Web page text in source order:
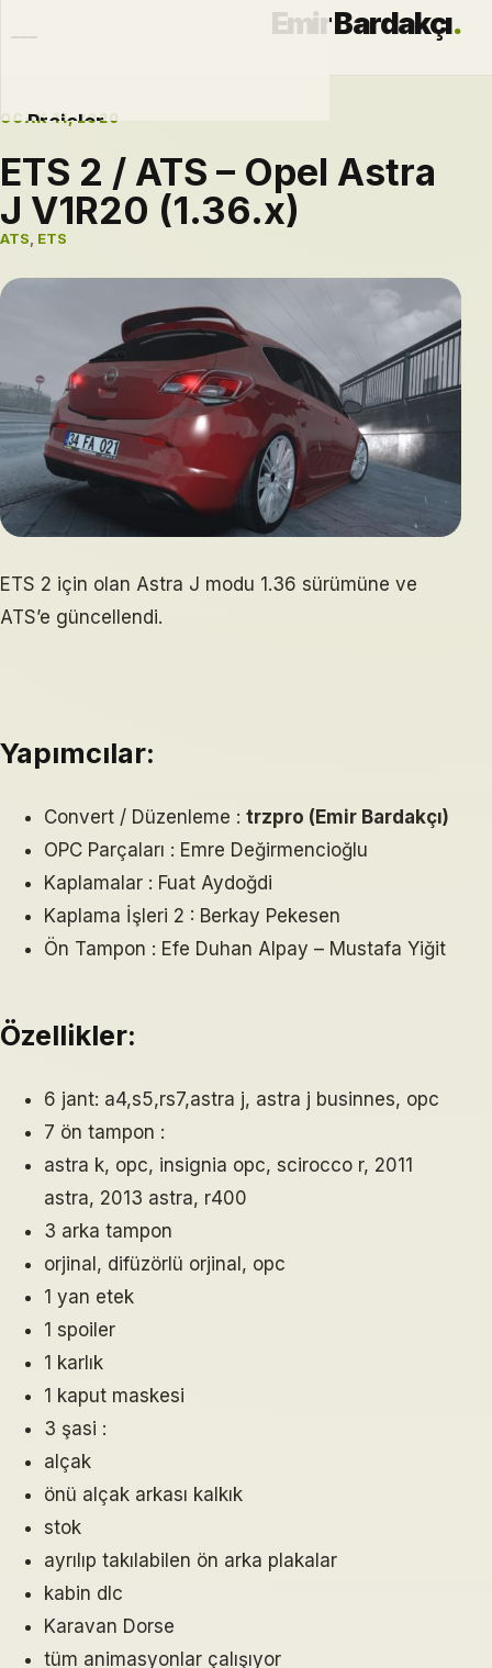
Emir Bardakçı.
Projeler
Otomobiller
Modlar
OCAK 11, 2020
ETS 2 / ATS – Opel Astra
J V1R20 (1.36.x)
ATS ETS
ETS 2 için olan Astra J modu 1.36 sürümüne ve
ATS’e güncellendi.
Yapımcılar:
Convert / Düzenleme : trzpro (Emir Bardakçı)
OPC Parçaları : Emre Değirmencioğlu
Kaplamalar : Fuat Aydoğdi
Kaplama İşleri 2 : Berkay Pekesen
Ön Tampon : Efe Duhan Alpay – Mustafa Yiğit
Özellikler:
6 jant: a4,s5,rs7,astra j, astra j businnes, opc
7 ön tampon :
astra k, opc, insignia opc, scirocco r, 2011
astra, 2013 astra, r400
3 arka tampon
orjinal, difüzörlü orjinal, opc
1 yan etek
1 spoiler
1 karlık
1 kaput maskesi
3 şasi :
alçak
önü alçak arkası kalkık
stok
ayrılıp takılabilen ön arka plakalar
kabin dlc
Karavan Dorse
tüm animasyonlar çalışıyor